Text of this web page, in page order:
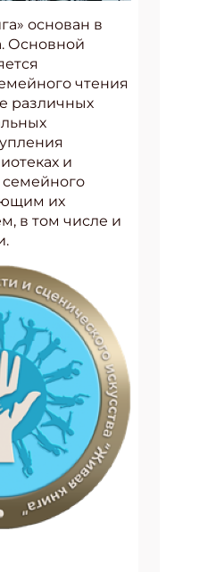
основан в
Основной
чтения
различных
и
семейного
их
в том числе и